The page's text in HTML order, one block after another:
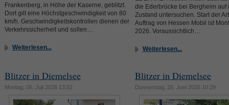
Frankenberg, in Höhe der Kaserne, geblitzt.
Dort gilt eine Höchstgeschwindigkeit von 80
km/h. Geschwindigkeitskontrollen dienen der
Verkehrssicherheit und sollen…
Weiterlesen...
die Ederbrücke bei Bergheim auf
Zustand untersuchen. Start der
Auftrag von Hessen Mobil ist
2026. Voraussichtlich…
Weiterlesen...
Blitzer in Diemelsee
Montag, 06. Juli 2026 13:52
Blitzer in Diemelsee
Donnerstag, 25. Juni 2026 10:29